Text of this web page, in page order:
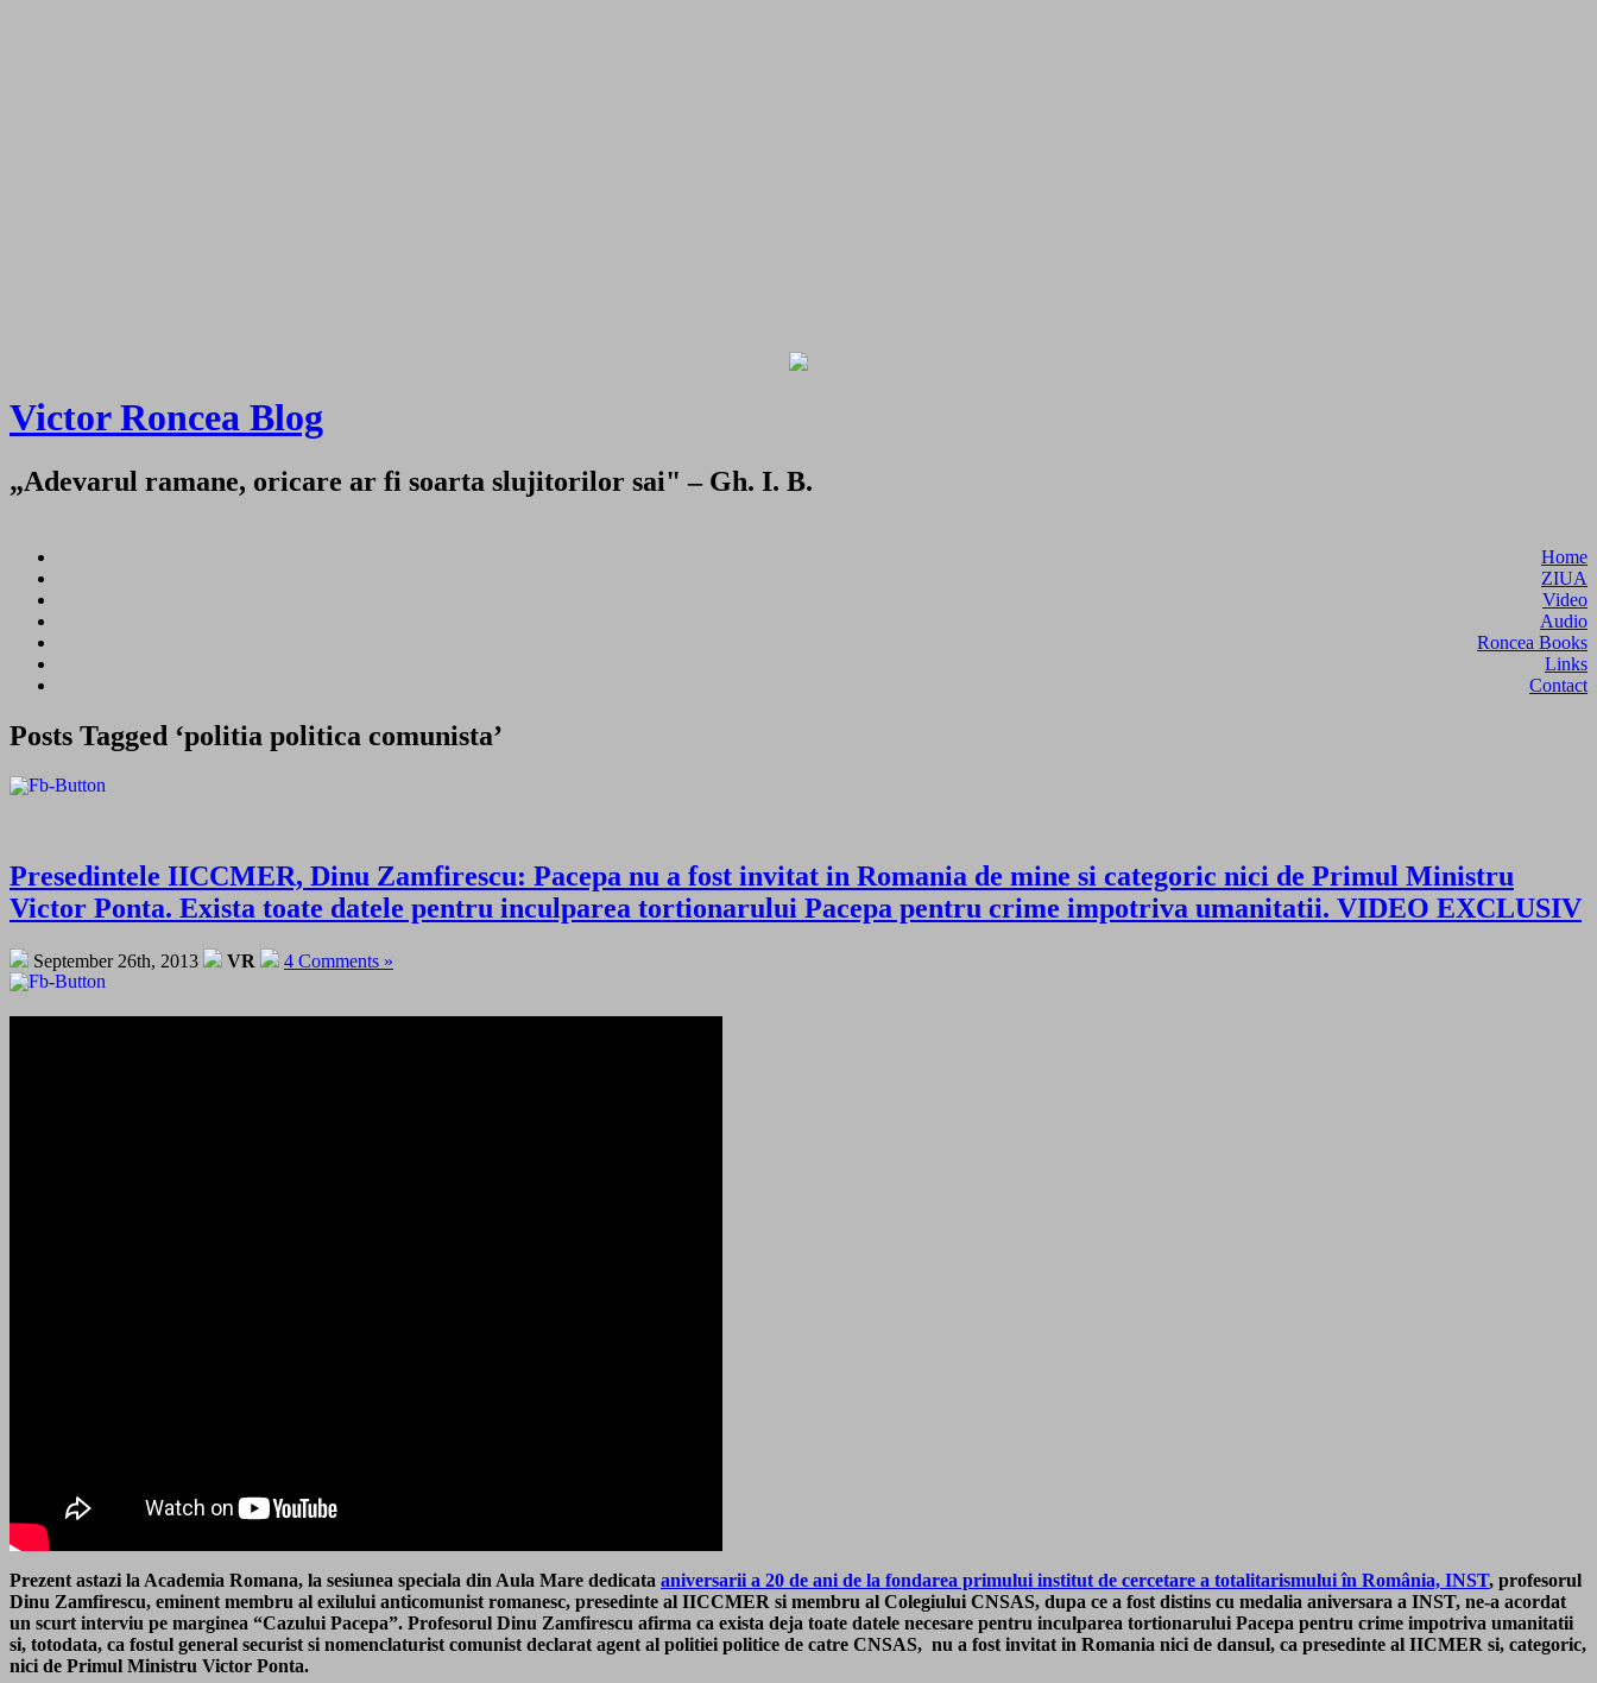
Victor Roncea Blog
„Adevarul ramane, oricare ar fi soarta slujitorilor sai" – Gh. I. B.
Home
ZIUA
Video
Audio
Roncea Books
Links
Contact
Posts Tagged ‘politia politica comunista’
Presedintele IICCMER, Dinu Zamfirescu: Pacepa nu a fost invitat in Romania de mine si categoric nici de Primul Ministru
Victor Ponta. Exista toate datele pentru inculparea tortionarului Pacepa pentru crime impotriva umanitatii. VIDEO EXCLUSIV
September 26th, 2013 VR 4 Comments »
Prezent astazi la Academia Romana, la sesiunea speciala din Aula Mare dedicata aniversarii a 20 de ani de la fondarea primului institut de cercetare a totalitarismului în România, INST, profesorul
Dinu Zamfirescu, eminent membru al exilului anticomunist romanesc, presedinte al IICCMER si membru al Colegiului CNSAS, dupa ce a fost distins cu medalia aniversara a INST, ne-a acordat
un scurt interviu pe marginea “Cazului Pacepa”. Profesorul Dinu Zamfirescu afirma ca exista deja toate datele necesare pentru inculparea tortionarului Pacepa pentru crime impotriva umanitatii
si, totodata, ca fostul general securist si nomenclaturist comunist declarat agent al politiei politice de catre CNSAS, nu a fost invitat in Romania nici de dansul, ca presedinte al IICMER si, categoric,
nici de Primul Ministru Victor Ponta.